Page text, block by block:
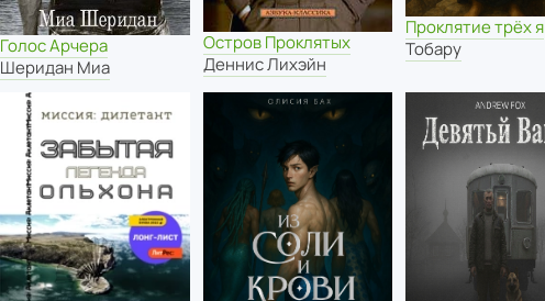
Голос Арчера
Шеридан Миа
Остров Проклятых
Деннис Лихэйн
Проклятие трёх я
Тобару